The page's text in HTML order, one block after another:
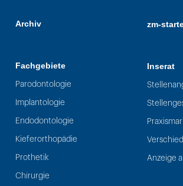
Archiv
Fachgebiete
Parodontologie
Implantologie
Endodontologie
Kieferorthopädie
Prothetik
Chirurgie
zm-
Inserat
Anzeige